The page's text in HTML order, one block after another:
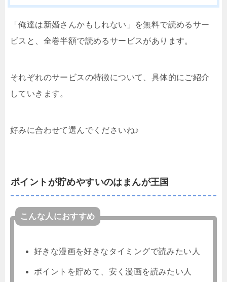
「俺達は新婚さんかもしれない」を無料で読めるサー
ビスと、全巻半額で読めるサービスがあります。
それぞれのサービスの特徴について、具体的にご紹介
していきます。
好みに合わせて選んでくださいね♪
ポイントが貯めやすいのはまんが王国
こんな人におすすめ
好きな漫画を好きなタイミングで読みたい人
ポイントを貯めて、安く漫画を読みたい人